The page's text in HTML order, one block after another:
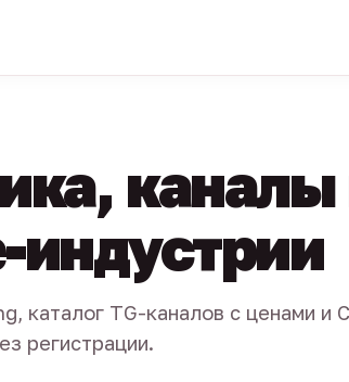
каналы
каталог TG-каналов с ценами и
регистрации.